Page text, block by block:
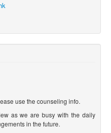
use the counseling info.
as we are busy with the daily
in the future.